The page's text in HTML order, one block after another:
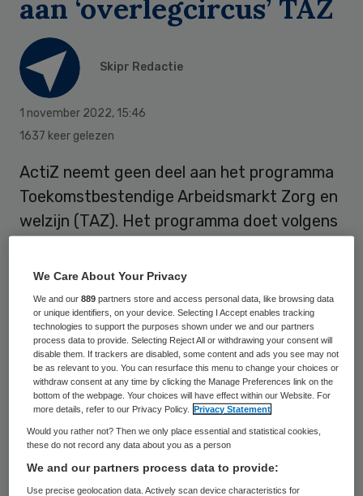
aan ‘overlegcircus’ TAZ
Skipr Redactie
1 november 2022, 15:46
1637 keer gelezen
ActiZ neemt geen deel aan het programma
Toekomstbestendige Arbeidsmarkt Zorg en
welzijn (TAZ). Het programma doet volgens
te weinig om de achterstanden in salaris
van zorgmedewerkers weg te werken.
Met het programma TAZ wil het ministerie
van VWS het werkplezier van
zorgmedewerkers vergroten en de
toegankelijkheid van de zorg in de toekomst
garanderen. Volgens ActiZ kan dit niet
zonder over de achterstanden in salaris van
We Care About Your Privacy
We and our889 partners store and access personal data, like browsing data
or unique identifiers, on your device. Selecting I Accept enables tracking
technologies to support the purposes shown under we and our partners
process data to provide. Selecting Reject All or withdrawing your consent will
disable them. If trackers are disabled, some content and ads you see may not
be as relevant to you. You can resurface this menu to change your choices or
withdraw consent at any time by clicking the Manage Preferences link on the
bottom of the webpage. Your choices will have effect within our Website. For
more details, refer to our Privacy Policy.
Privacy Statement
Would you rather not? Then we only place essential and statistical cookies,
these do not record any data about you as a person
We and our partners process data to provide:
Use precise geolocation data. Actively scan device characteristics for